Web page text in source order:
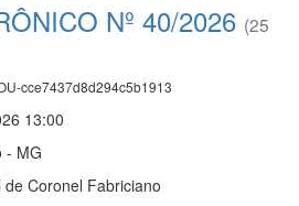
Nº 40/2026 (25
cce7437d8d294c5b1913
13:00
- MG
Coronel Fabriciano